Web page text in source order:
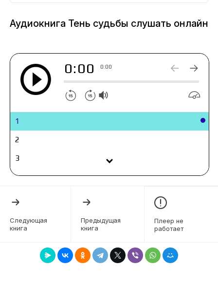
Но что это, если она с рождения лишена дара и
связано с могущественными хранителями, что
Аудиокнига Тень судьбы слушать онлайн
0:00 0:00
1
2
3
4
7
Следующая
книга
Предыдущая
книга
Плеер не
работает